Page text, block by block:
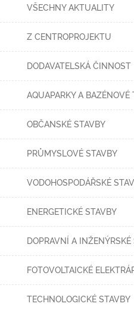
VŠECHNY AKTUALITY
Z CENTROPROJEKTU
DODAVATELSKÁ ČINNOST
AQUAPARKY A BAZÉNOVÉ
OBČANSKÉ STAVBY
PRŮMYSLOVÉ STAVBY
VODOHOSPODÁŘSKÉ
ENERGETICKÉ STAVBY
DOPRAVNÍ A INŽENÝRSKÉ
FOTOVOLTAICKÉ
TECHNOLOGICKÉ STAVBY